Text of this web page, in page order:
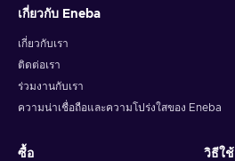
เกี่ยวกับ Eneba
เกี่ยวกับเรา
ติดต่อเรา
ร่วมงานกับเรา
ความน่าเชื่อถือและความโปร่งใสของ Eneba
ซื้อ วิธีใช้